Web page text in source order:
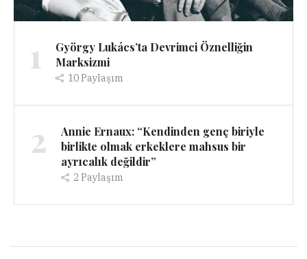
1
György Lukács’ta Devrimci Öznelliğin
Marksizmi
10Paylaşım
2
Annie Ernaux: “Kendinden genç biriyle
birlikte olmak erkeklere mahsus bir
ayrıcalık değildir”
2 Paylaşım